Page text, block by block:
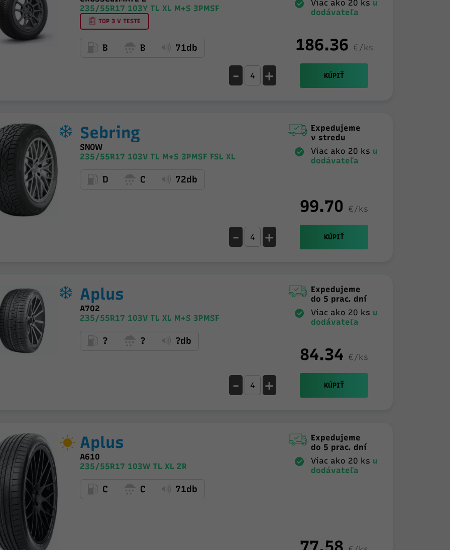
235/55R17 103Y TL XL M+S 3PMSF
TOP 3 V TESTE
B B 71db
Viac ako 20 ks u
dodávateľa
186.36 €/ks
- + KÚPIŤ
Sebring
SNOW
235/55R17 103V TL M+S 3PMSF FSL XL
D C 72db
Expedujeme
v stredu
Viac ako 20 ks u
dodávateľa
99.70 €/ks
- + KÚPIŤ
Aplus
A702
235/55R17 103V TL XL M+S 3PMSF
? ? ?db
Expedujeme
do 5 prac. dní
Viac ako 20 ks u
dodávateľa
84.34 €/ks
- + KÚPIŤ
Aplus
A610
235/55R17 103W TL XL ZR
C C 71db
Expedujeme
do 5 prac. dní
Viac ako 20 ks u
dodávateľa